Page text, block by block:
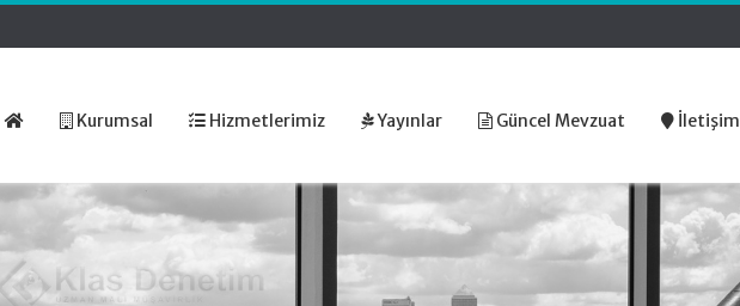
Kurumsal Hizmetlerimiz Yayınlar Güncel Mevzuat İletişim